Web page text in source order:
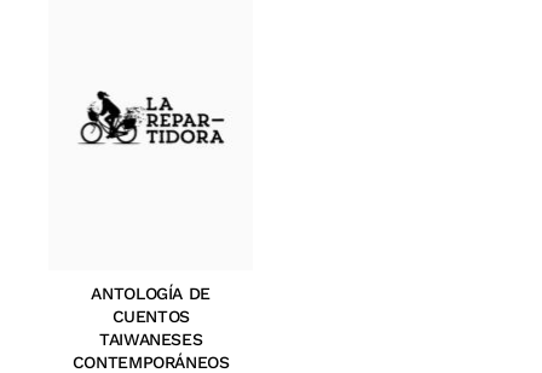
ANTOLOGÍA DE
CUENTOS
TAIWANESES
CONTEMPORÁNEOS